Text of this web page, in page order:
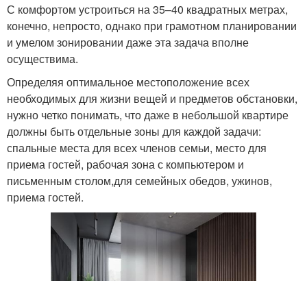
С комфортом устроиться на 35–40 квадратных метрах,
конечно, непросто, однако при грамотном планировании
и умелом зонировании даже эта задача вполне
осуществима.
Определяя оптимальное местоположение всех
необходимых для жизни вещей и предметов обстановки,
нужно четко понимать, что даже в небольшой квартире
должны быть отдельные зоны для каждой задачи:
спальные места для всех членов семьи, место для
приема гостей, рабочая зона с компьютером и
письменным столом,для семейных обедов, ужинов,
приема гостей.